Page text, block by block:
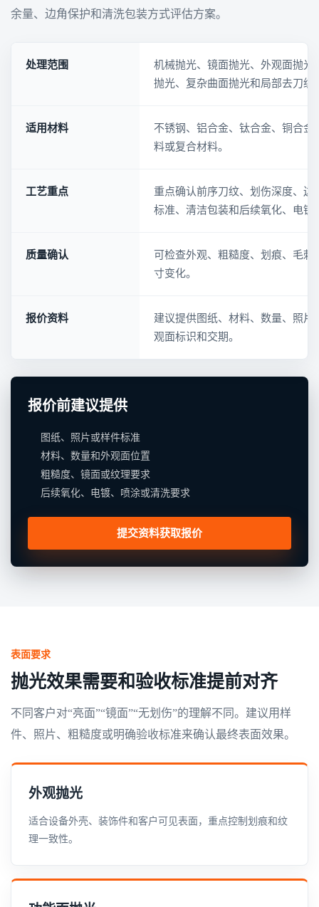
余量、边角保护和清洗包装方式评估方案。
处理范围
机械抛光、镜面抛光、外观面抛光
抛光、复杂曲面抛光和局部去刀纹
适用材料
不锈钢、铝合金、钛合金、铜合金
料或复合材料。
工艺重点
重点确认前序刀纹、划伤深度、边
标准、清洁包装和后续氧化、电镀
质量确认
可检查外观、粗糙度、划痕、毛
寸变化。
报价资料
建议提供图纸、材料、数量、照片
观面标识和交期。
报价前建议提供
图纸、照片或样件标准
材料、数量和外观面位置
粗糙度、镜面或纹理要求
后续氧化、电镀、喷涂或清洗要求
提交资料获取报价
表面要求
抛光效果需要和验收标准提前对齐
不同客户对“亮面”“镜面”“无划伤”的理解不同。建议用样
件、照片、粗糙度或明确验收标准来确认最终表面效果。
外观抛光
适合设备外壳、装饰件和客户可见表面，重点控制划痕和纹
理一致性。